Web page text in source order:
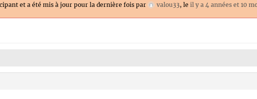
et a été mis à jour pour la dernière fois par valou33, leil y a 4 années et 10